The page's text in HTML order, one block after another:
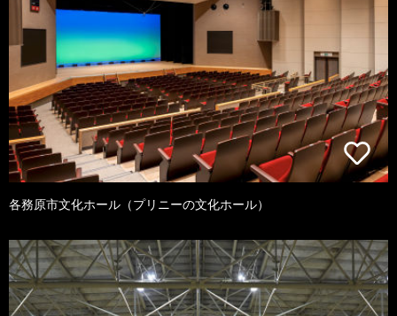
各務原市文化ホール（プリニーの文化ホール）